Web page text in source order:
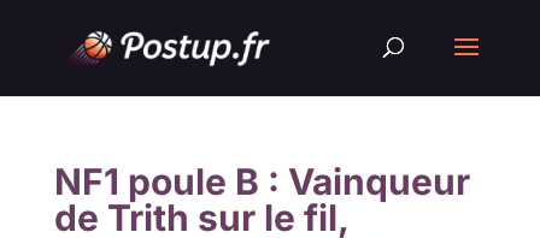
NF1 poule B : Vainqueur
de Trith sur le fil,